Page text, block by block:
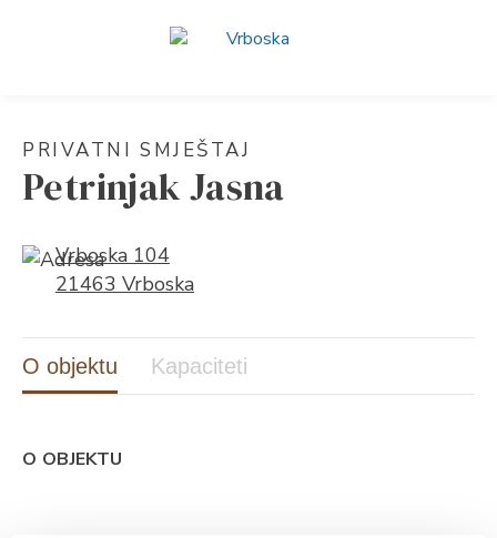
PRIVATNI SMJEŠTAJ
Petrinjak Jasna
Vrboska 104
21463 Vrboska
O objektu Kapaciteti
O OBJEKTU